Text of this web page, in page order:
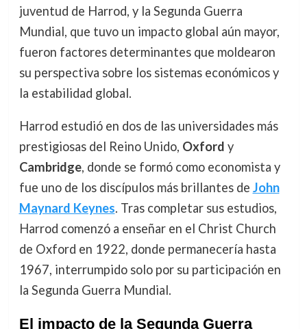
juventud de Harrod, y la Segunda Guerra
Mundial, que tuvo un impacto global aún mayor,
fueron factores determinantes que moldearon
su perspectiva sobre los sistemas económicos y
la estabilidad global.
Harrod estudió en dos de las universidades más
prestigiosas del Reino Unido, Oxford y
Cambridge, donde se formó como economista y
fue uno de los discípulos más brillantes de John
Maynard Keynes. Tras completar sus estudios,
Harrod comenzó a enseñar en el Christ Church
de Oxford en 1922, donde permanecería hasta
1967, interrumpido solo por su participación en
la Segunda Guerra Mundial.
El impacto de la Segunda Guerra